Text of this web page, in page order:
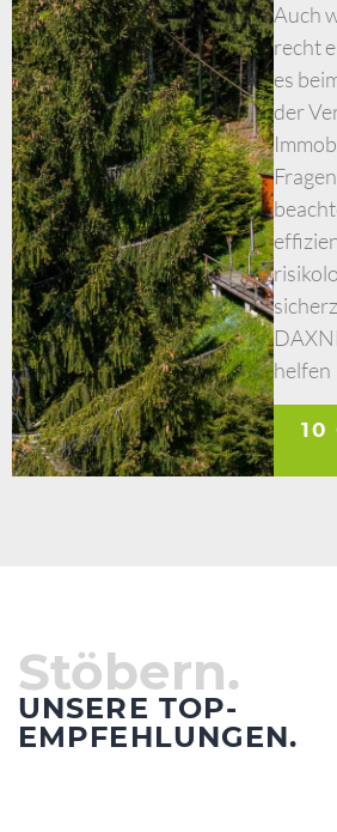
Auch
recht
es
der
helfen
10
Stöbern.
UNSERE TOP-
EMPFEHLUNGEN.